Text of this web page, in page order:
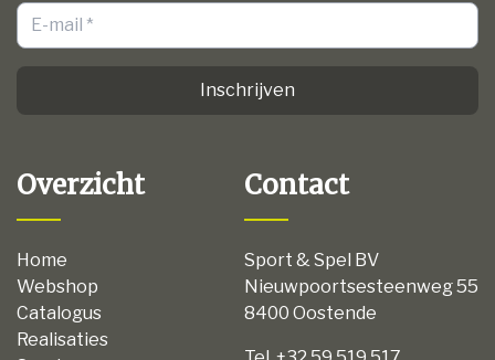
Inschrijven
Overzicht
Home
Webshop
Catalogus
Realisaties
Contact
Sport & Spel BV
Nieuwpoortsesteenweg 55
8400 Oostende